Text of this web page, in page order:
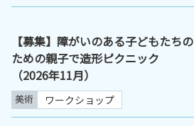
【募集】障がいのある子どもたちの
ための親子で造形ピクニック
（2026年11月）
美術 ワークショップ